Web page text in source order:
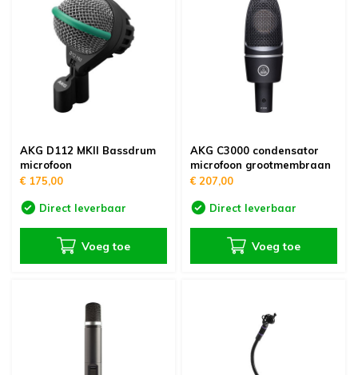
AKG D112 MKII Bassdrum
microfoon
€ 175,00
Direct leverbaar
Voeg toe
AKG C3000 condensator
microfoon grootmembraan
€ 207,00
Direct leverbaar
Voeg toe